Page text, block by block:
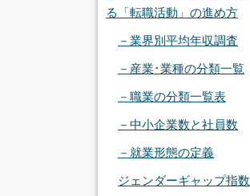
る「転職活動」の進め方
－業界別平均年収調査
－産業･業種の分類一覧
－職業の分類一覧表
－中小企業数と社員数
－就業形態の定義
ジェンダーギャップ指数